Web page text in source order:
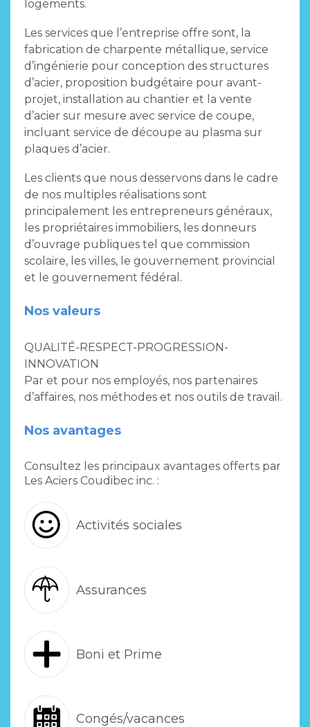
logements.
Les services que l’entreprise offre sont, la
fabrication de charpente métallique, service
d’ingénierie pour conception des structures
d’acier, proposition budgétaire pour avant-
projet, installation au chantier et la vente
d’acier sur mesure avec service de coupe,
incluant service de découpe au plasma sur
plaques d’acier.
Les clients que nous desservons dans le cadre
de nos multiples réalisations sont
principalement les entrepreneurs généraux,
les propriétaires immobiliers, les donneurs
d’ouvrage publiques tel que commission
scolaire, les villes, le gouvernement provincial
et le gouvernement fédéral.
Nos valeurs
QUALITÉ-RESPECT-PROGRESSION-
INNOVATION
Par et pour nos employés, nos partenaires
d’affaires, nos méthodes et nos outils de travail.
Nos avantages
Consultez les principaux avantages offerts par
Les Aciers Coudibec inc. :
Activités sociales
Assurances
Boni et Prime
Congés/vacances